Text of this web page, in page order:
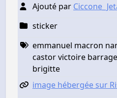
Ajouté par
sticker
emmanuel macron
castor victoire
brigitte
image hébergée sur